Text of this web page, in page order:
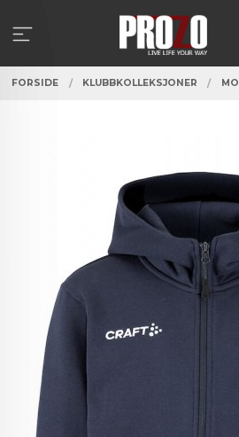
innholdet
FORSIDE KLUBBKOLLEKSJONER